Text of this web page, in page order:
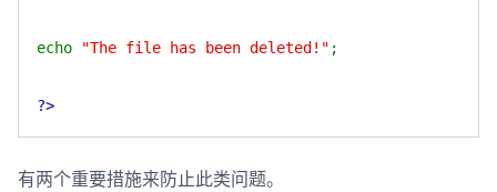
echo "The file has been deleted!" ;
?>
有两个重要措施来防止此类问题。